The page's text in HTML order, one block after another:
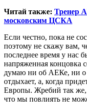
Читай также: Тренер
московским ЦСКА
Если честно, пока не
поэтому не скажу вам,
последнее время у нас
напряженная концовка
думаю ни об АЕКе, ни о
отдыхает, а, когда
Европы. Жребий так же,
что мы повлиять не